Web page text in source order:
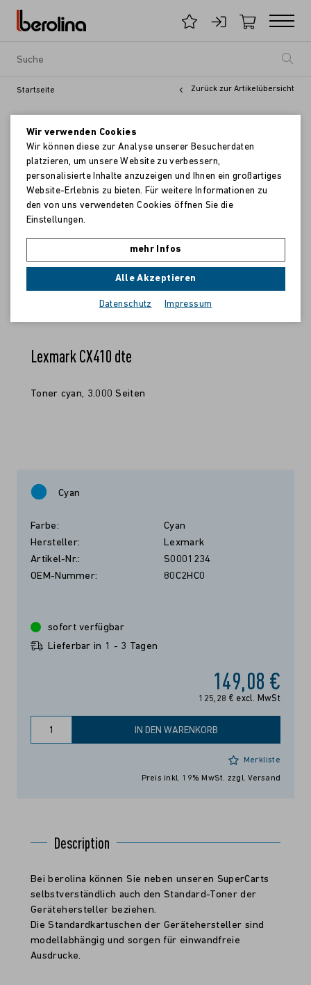
Startseite Zurück zur Artikelübersicht
Lexmark CX410 dte
Toner cyan, 3.000 Seiten
Cyan
Farbe:
Cyan
Hersteller:
Lexmark
Artikel-Nr.:
S0001234
OEM-Nummer:
80C2HC0
149,08 €
125,28 € excl. MwSt
sofort verfügbar
Lieferbar in 1 - 3 Tagen
IN DEN WARENKORB
Merkliste
Preis inkl. 19% MwSt. zzgl. Versand
Description
Bei berolina können Sie neben unseren SuperCarts
selbstverständlich auch den Standard-Toner der
Gerätehersteller beziehen.
Die Standardkartuschen der Gerätehersteller sind
modellabhängig und sorgen für einwandfreie
Ausdrucke.
Wir verwenden Cookies
Wir können diese zur Analyse unserer Besucherdaten
platzieren, um unsere Website zu verbessern,
personalisierte Inhalte anzuzeigen und Ihnen ein großartiges
Website-Erlebnis zu bieten. Für weitere Informationen zu
den von uns verwendeten Cookies öffnen Sie die
Einstellungen.
mehr Infos
Alle Akzeptieren
Datenschutz Impressum